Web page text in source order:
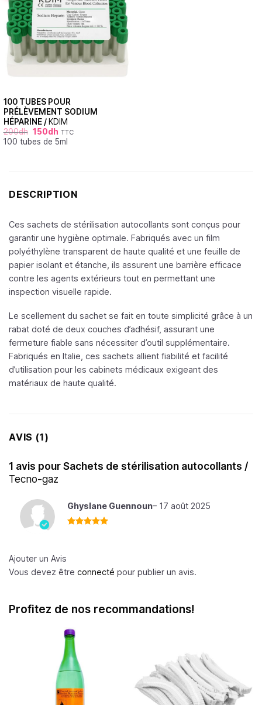
100 TUBES POUR
PRÉLÈVEMENT SODIUM
HÉPARINE / KDIM
200dh 150dh TTC
100 tubes de 5ml
DESCRIPTION
Ces sachets de stérilisation autocollants sont conçus pour
garantir une hygiène optimale. Fabriqués avec un film
polyéthylène transparent de haute qualité et une feuille de
papier isolant et étanche, ils assurent une barrière efficace
contre les agents extérieurs tout en permettant une
inspection visuelle rapide.
Le scellement du sachet se fait en toute simplicité grâce à un
rabat doté de deux couches d’adhésif, assurant une
fermeture fiable sans nécessiter d’outil supplémentaire.
Fabriqués en Italie, ces sachets allient fiabilité et facilité
d’utilisation pour les cabinets médicaux exigeant des
matériaux de haute qualité.
AVIS (1)
1 avis pourSachets de stérilisation autocollants /
Tecno-gaz
Ghyslane Guennoun– 17 août 2025
Ajouter un Avis
Vous devez être connecté pour publier un avis.
Profitez de nos recommandations!